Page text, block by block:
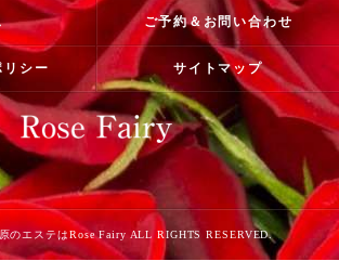
ご予約＆お問い合わせ
リシー サイトマップ
のエステはRose Fairy ALL RIGHTS RESERVED.